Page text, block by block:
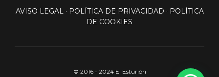
AVISO LEGAL· POLÍTICA DE PRIVACIDAD · POLÍTICA
DE COOKIES
© 2016 - 2024 El Esturión